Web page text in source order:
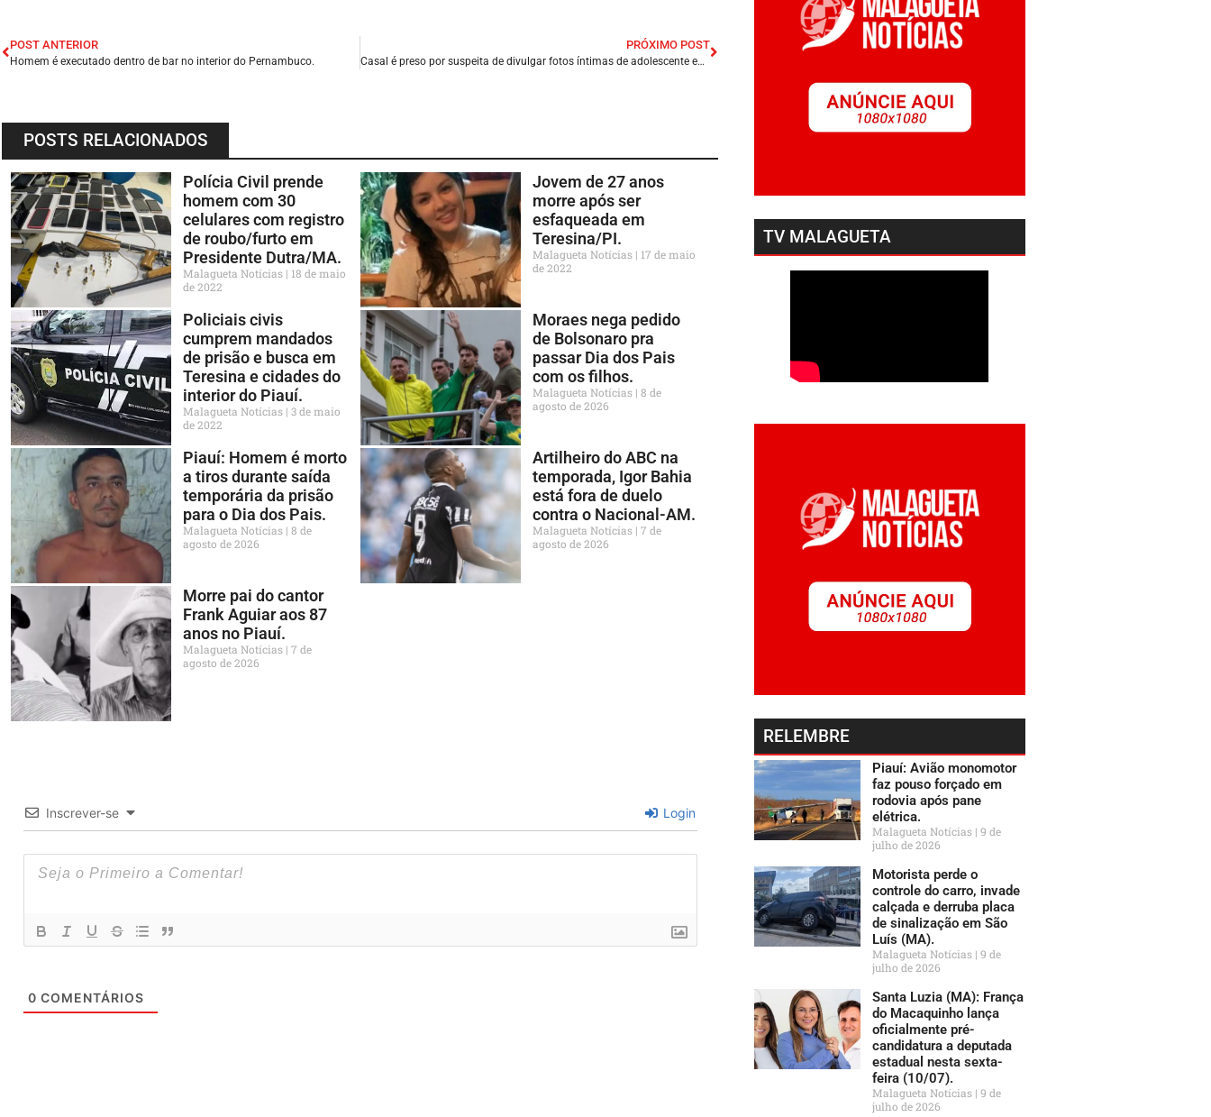
POST ANTERIOR
Homem é executado dentro de bar no interior do Pernambuco.
PRÓXIMO POST
Casal é preso por suspeita de divulgar fotos íntimas de adolescente em Governador Nunes Freire/MA.
POSTS RELACIONADOS
Polícia Civil prende
homem com 30
celulares com registro
de roubo/furto em
Presidente Dutra/MA.
Malagueta Notícias
18 de maio
de 2022
Jovem de 27 anos
morre após ser
esfaqueada em
Teresina/PI.
Malagueta Notícias
17 de maio
de 2022
Policiais civis
cumprem mandados
de prisão e busca em
Teresina e cidades do
interior do Piauí.
Malagueta Notícias 3 de maio
de 2022
Moraes nega pedido
de Bolsonaro pra
passar Dia dos Pais
com os filhos.
Malagueta Notícias 8 de
agosto de 2026
Piauí: Homem é morto
a tiros durante saída
temporária da prisão
para o Dia dos Pais.
Malagueta Notícias 8 de
agosto de 2026
Artilheiro do ABC na
temporada, Igor Bahia
está fora de duelo
contra o Nacional-AM.
Malagueta Notícias 7 de
agosto de 2026
Morre pai do cantor
Frank Aguiar aos 87
anos no Piauí.
Malagueta Notícias 7 de
agosto de 2026
Inscrever-se Login
0 COMENTÁRIOS
TV MALAGUETA
RELEMBRE
Piauí: Avião monomotor
faz pouso forçado em
rodovia após pane
elétrica.
Malagueta Notícias 9 de
julho de 2026
Motorista perde o
controle do carro, invade
calçada e derruba placa
de sinalização em São
Luís (MA).
Malagueta Notícias 9 de
julho de 2026
Santa Luzia (MA): França
do Macaquinho lança
oficialmente pré-
candidatura a deputada
estadual nesta sexta-
feira (10/07).
Malagueta Notícias 9 de
julho de 2026